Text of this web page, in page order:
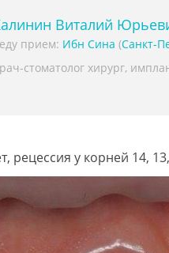
Виталий
прием: Ибн Сина (Санкт-
стоматолог хирург,
рецессия у корней 14,